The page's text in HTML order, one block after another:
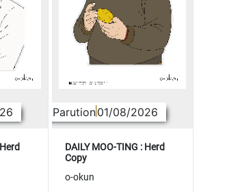
Parution01/08/2026
DAILY MOO-TING : Herd
Copy
o-okun